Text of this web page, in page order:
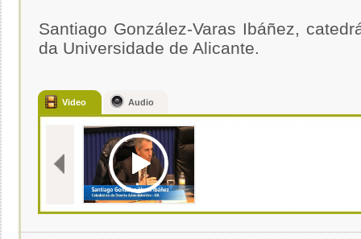
Santiago González-Varas Ibáñez,
da Universidade de Alicante.
Video Audio